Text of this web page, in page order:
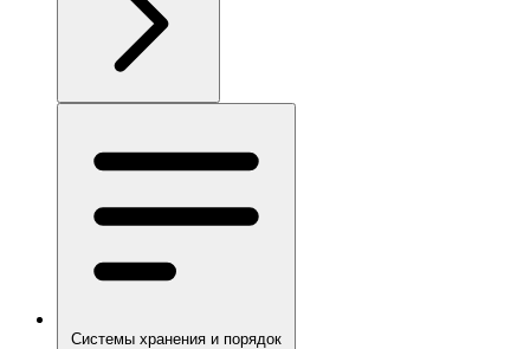
Системы хранения и порядок